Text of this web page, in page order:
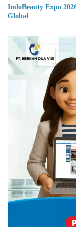
IndoBeauty Expo
Global